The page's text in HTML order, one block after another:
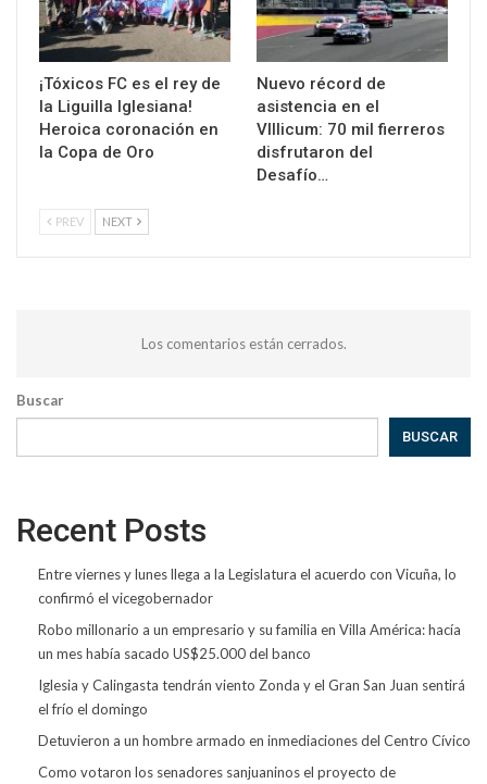
¡Tóxicos FC es el rey de
la Liguilla Iglesiana!
Heroica coronación en
la Copa de Oro
Nuevo récord de
asistencia en el
VIllicum: 70 mil fierreros
disfrutaron del
Desafío…
PREV NEXT
Los comentarios están cerrados.
Buscar
BUSCAR
Recent Posts
Entre viernes y lunes llega a la Legislatura el acuerdo con Vicuña, lo
confirmó el vicegobernador
Robo millonario a un empresario y su familia en Villa América: hacía
un mes había sacado US$25.000 del banco
Iglesia y Calingasta tendrán viento Zonda y el Gran San Juan sentirá
el frío el domingo
Detuvieron a un hombre armado en inmediaciones del Centro Cívico
Como votaron los senadores sanjuaninos el proyecto de